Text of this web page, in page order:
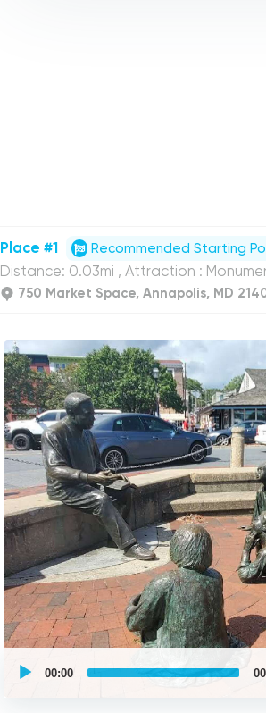
Place #1 Recommended Starting
Distance: 0.03mi , Attraction :
750 Market Space, Annapolis, MD
UCPlaces
self
guided00:00